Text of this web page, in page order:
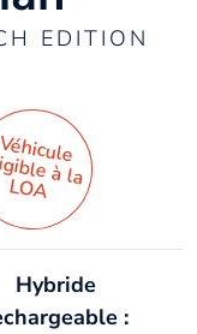
EDITION
à la
LO
A
Hybride
: